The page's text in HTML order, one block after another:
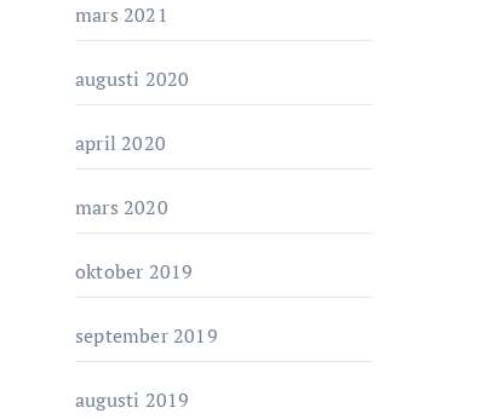
mars 2021
augusti 2020
april 2020
mars 2020
oktober 2019
september 2019
augusti 2019